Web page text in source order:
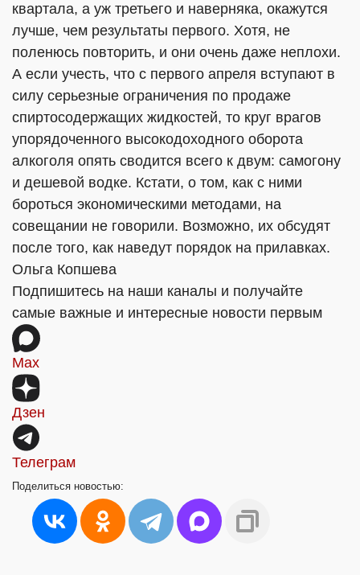
квартала, а уж третьего и наверняка, окажутся
лучше, чем результаты первого. Хотя, не
поленюсь повторить, и они очень даже неплохи.
А если учесть, что с первого апреля вступают в
силу серьезные ограничения по продаже
спиртосодержащих жидкостей, то круг врагов
упорядоченного высокодоходного оборота
алкоголя опять сводится всего к двум: самогону
и дешевой водке. Кстати, о том, как с ними
бороться экономическими методами, на
совещании не говорили. Возможно, их обсудят
после того, как наведут порядок на прилавках.
Ольга Копшева
Подпишитесь на наши каналы и получайте
самые важные и интересные новости первым
Max
Дзен
Телеграм
Поделиться новостью: